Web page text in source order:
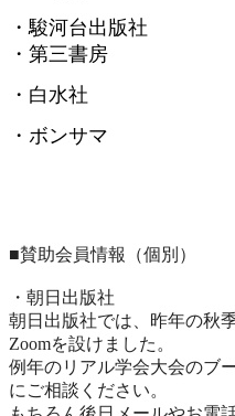
・駿河台出版社
・第三書房
・白水社
・ボンサマ
■賛助会員情報（個別）
・朝日出版社
朝日出版社では、昨年の秋
Zoomを設けました。
例年のリアル学会大会のブ
にご相談ください。